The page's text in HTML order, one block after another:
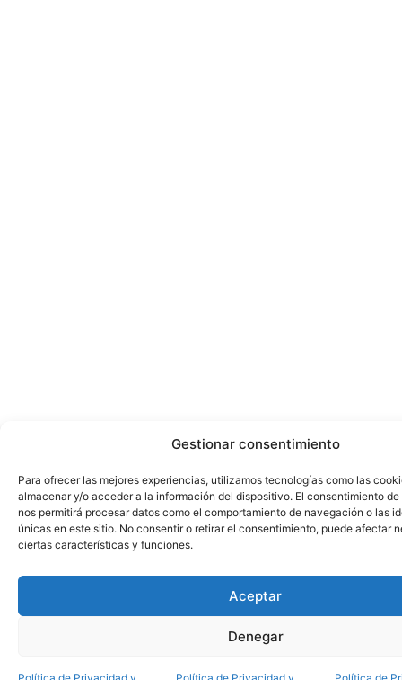
Gestionar consentimiento
Para ofrecer las mejores experiencias, utilizamos tecnologías como las
almacenar y/o acceder a la información del dispositivo. El consentimiento
nos permitirá procesar datos como el comportamiento de navegación o las
únicas en este sitio. No consentir o retirar el consentimiento, puede afectar
ciertas características y funciones.
Aceptar
Denegar